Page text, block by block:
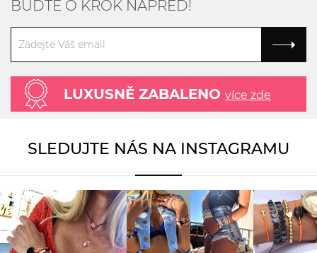
BUĎTE O KROK NAPŘED!
LUXUSNĚ ZABALENO více zde
SLEDUJTE NÁS NA INSTAGRAMU